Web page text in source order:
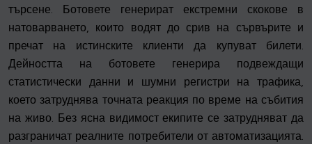
търсене. Ботовете генерират екстремни скокове в
натоварването, които водят до срив на сървърите и
пречат на истинските клиенти да купуват билети.
Дейността на ботовете генерира подвеждащи
статистически данни и шумни регистри на трафика,
което затруднява точната реакция по време на събития
на живо. Без ясна видимост екипите се затрудняват да
разграничат реалните потребители от автоматизацията.